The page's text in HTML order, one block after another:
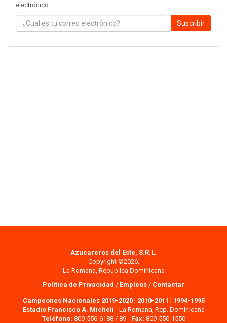
electrónico.
Suscribir
Azucareros del Este, S.R.L.
Copyright ©2026.
La Romana, República Dominicana
Política de Privacidad / Empleos / Contactar
Campeones Nacionales 2019-2020| 2010-2011 | 1994-1995
Estadio Francisco A. Micheli - La Romana, Rep. Dominicana
Teléfono: 809-556-6188 / 89 - Fax: 809-550-1550